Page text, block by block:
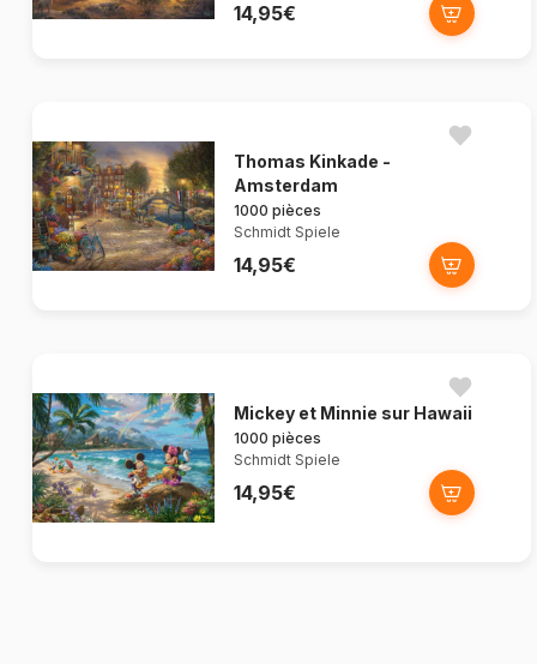
14,95€
Thomas Kinkade -
Amsterdam
1000 pièces
Schmidt Spiele
14,95€
Mickey et Minnie sur Hawaii
1000 pièces
Schmidt Spiele
14,95€